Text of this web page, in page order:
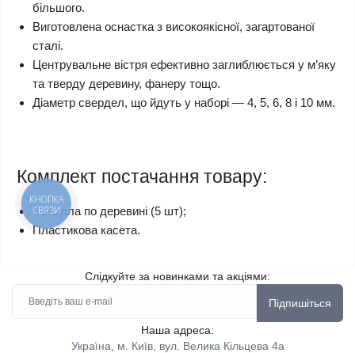
більшого.
Виготовлена оснастка з високоякісної, загартованої
сталі.
Центрувальне вістря ефективно заглиблюється у м’яку
та тверду деревину, фанеру тощо.
Діаметр свердел, що йдуть у наборі — 4, 5, 6, 8 і 10 мм.
Комплект постачання товару:
Свердла по деревині (5 шт);
Пластикова касета.
Слідкуйте за новинками та акціями:
Підпишіться
Наша адреса:
Україна, м. Київ, вул. Велика Кільцева 4а
КНОПКА
СВЯЗИ